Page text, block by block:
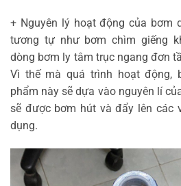
+ Nguyên lý hoạt động của bơm
tương tự như bơm chìm giếng
dòng bơm ly tâm trục ngang đơn
Vì thế mà quá trình hoạt động,
phẩm này sẽ dựa vào nguyên lí
sẽ được bơm hút và đẩy lên các
dụng.